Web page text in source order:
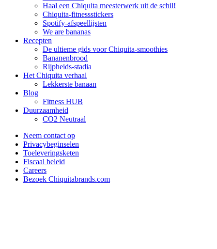
Haal een Chiquita meesterwerk uit de schil!
Chiquita-fitnessstickers
Spotify-afspeellijsten
We are bananas
Recepten
De ultieme gids voor Chiquita-smoothies
Bananenbrood
Rijpheids-stadia
Het Chiquita verhaal
Lekkerste banaan
Blog
Fitness HUB
Duurzaamheid
CO2 Neutraal
Neem contact op
Privacybeginselen
Toeleveringsketen
Fiscaal beleid
Careers
Bezoek Chiquitabrands.com